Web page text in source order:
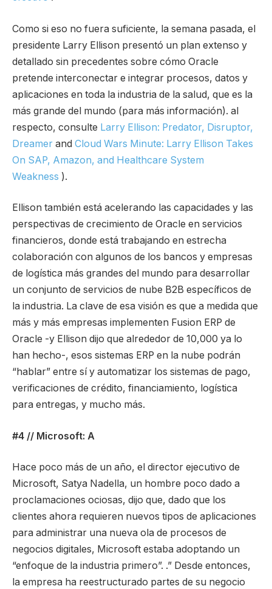
Como si eso no fuera suficiente, la semana pasada, el
presidente Larry Ellison presentó un plan extenso y
detallado sin precedentes sobre cómo Oracle
pretende interconectar e integrar procesos, datos y
aplicaciones en toda la industria de la salud, que es la
más grande del mundo (para más información). al
respecto, consulte Larry Ellison: Predator, Disruptor,
Dreamer and Cloud Wars Minute: Larry Ellison Takes
On SAP, Amazon, and Healthcare System
Weakness ).
Ellison también está acelerando las capacidades y las
perspectivas de crecimiento de Oracle en servicios
financieros, donde está trabajando en estrecha
colaboración con algunos de los bancos y empresas
de logística más grandes del mundo para desarrollar
un conjunto de servicios de nube B2B específicos de
la industria. La clave de esa visión es que a medida que
más y más empresas implementen Fusion ERP de
Oracle -y Ellison dijo que alrededor de 10,000 ya lo
han hecho-, esos sistemas ERP en la nube podrán
“hablar” entre sí y automatizar los sistemas de pago,
verificaciones de crédito, financiamiento, logística
para entregas, y mucho más.
#4 // Microsoft: A
Hace poco más de un año, el director ejecutivo de
Microsoft, Satya Nadella, un hombre poco dado a
proclamaciones ociosas, dijo que, dado que los
clientes ahora requieren nuevos tipos de aplicaciones
para administrar una nueva ola de procesos de
negocios digitales, Microsoft estaba adoptando un
“enfoque de la industria primero”. .” Desde entonces,
la empresa ha reestructurado partes de su negocio